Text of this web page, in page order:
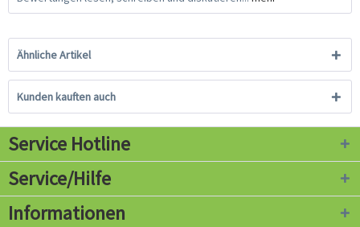
Ähnliche Artikel
Kunden kauften auch
Service Hotline
Service/Hilfe
Informationen